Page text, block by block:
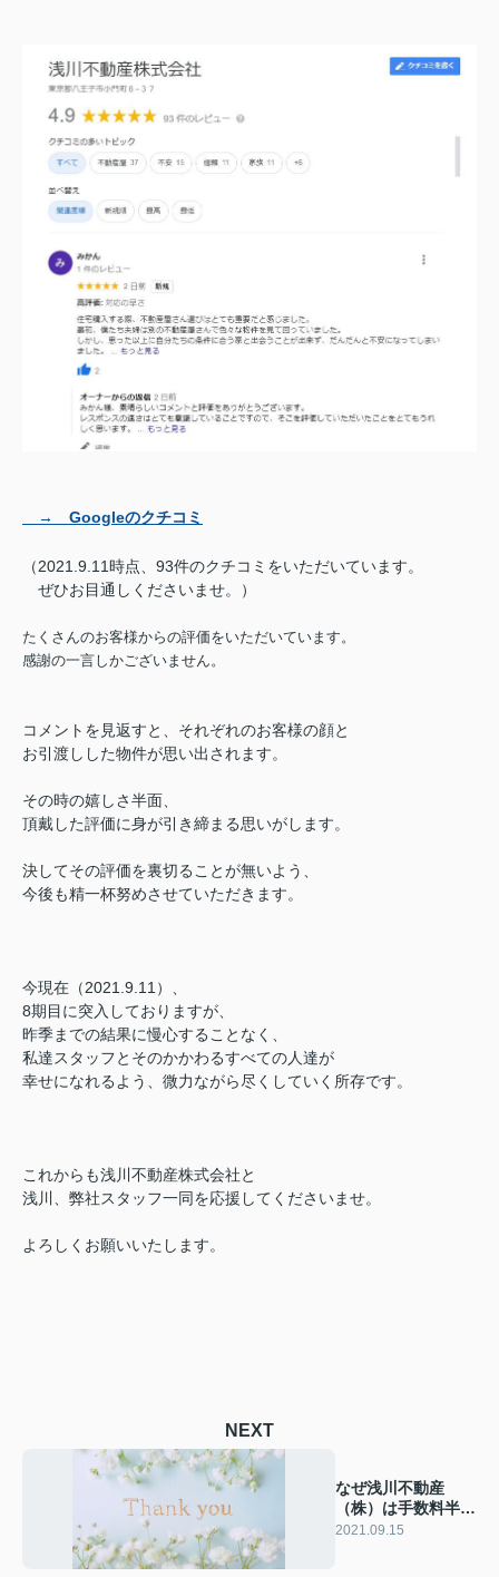
→ Googleのクチコミ
（2021.9.11時点、93件のクチコミをいただいています。
ぜひお目通しくださいませ。）
たくさんのお客様からの評価をいただいています。
感謝の一言しかございません。
コメントを見返すと、それぞれのお客様の顔と
お引渡しした物件が思い出されます。
その時の嬉しさ半面、
頂戴した評価に身が引き締まる思いがします。
決してその評価を裏切ることが無いよう、
今後も精一杯努めさせていただきます。
今現在（2021.9.11）、
8期目に突入しておりますが、
昨季までの結果に慢心することなく、
私達スタッフとそのかかわるすべての人達が
幸せになれるよう、微力ながら尽くしていく所存です。
これからも浅川不動産株式会社と
浅川、弊社スタッフ一同を応援してくださいませ。
よろしくお願いいたします。
NEXT
なぜ浅川不動産
（株）は手数料半額
なのか？？？
2021.09.15